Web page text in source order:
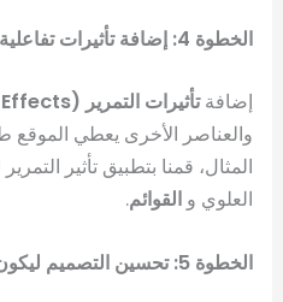
الخطوة 4: إضافة تأثيرات تفاعلية باستخدام CSS
إضافةتأثيرات التمرير (Hover Effects)
والعناصر الأخرى يعطي الموقع
المثال، قمنا بتطبيق تأثير
العلوي والقوائم.
الخطوة 5: تحسين التصميم ليكون متجاوبًا